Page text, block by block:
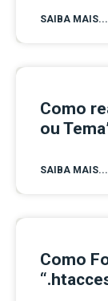
SAIBA MAIS...
Como
ou
SAIBA MAIS...
Como